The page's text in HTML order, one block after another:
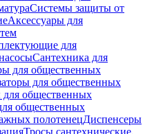
Системы защиты от
Аксессуары для
для
Сантехника для
для общественных
для общественных
общественных
общественных
полотенецДиспенсеры
Тросы сантехнические,